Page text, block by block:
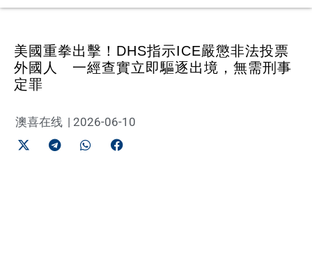
美國重拳出擊！DHS指示ICE嚴懲非法投票
外國人 一經查實立即驅逐出境，無需刑事
定罪
澳喜在线 | 2026-06-10